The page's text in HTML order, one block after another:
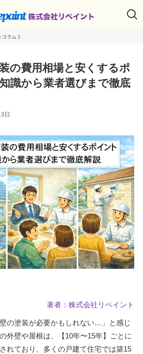
コラム
の費用相場と安くするポ
識から業者選びまで徹底
日
著者：株式会社リペイント
壁の塗装が必要かもしれない…」と感じ
外壁や屋根は、【10年〜15年】ごとに
れており、多くの戸建て住宅では築15